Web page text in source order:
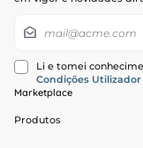
Li e tomei
Condições Utilizador
Marketplace
Produtos